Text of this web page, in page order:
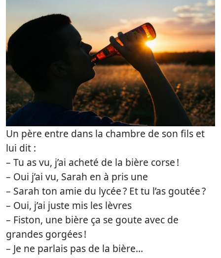
Un père entre dans la chambre de son fils et
lui dit :
– Tu as vu, j’ai acheté de la bière corse !
– Oui j’ai vu, Sarah en à pris une
– Sarah ton amie du lycée ? Et tu l’as goutée ?
– Oui, j’ai juste mis les lèvres
– Fiston, une bière ça se goute avec de
grandes gorgées !
– Je ne parlais pas de la bière​…